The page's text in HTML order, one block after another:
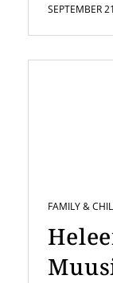
SEPTEMBER
FAMILY &